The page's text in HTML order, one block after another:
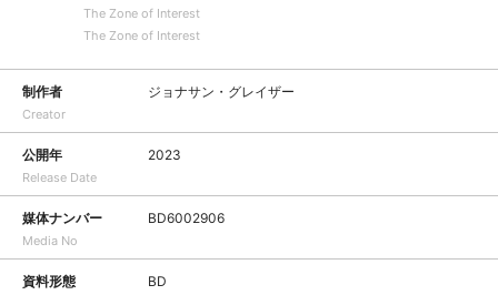
The Zone of Interest
The Zone of Interest
制作者
Creator
ジョナサン・グレイザー
公開年
Release Date
2023
媒体ナンバー
Media No
BD6002906
資料形態 BD